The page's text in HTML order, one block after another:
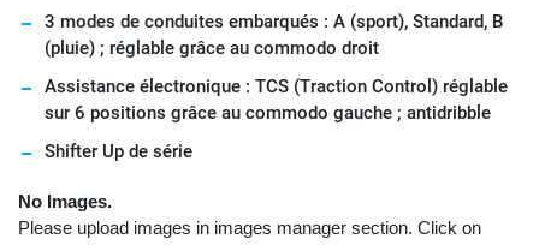
3 modes de conduites embarqués : A (sport), Standard, B
(pluie) ; réglable grâce au commodo droit
Assistance électronique : TCS (Traction Control) réglable
sur 6 positions grâce au commodo gauche ; antidribble
Shifter Up de série
No Images.
Please upload images in images manager section. Click on